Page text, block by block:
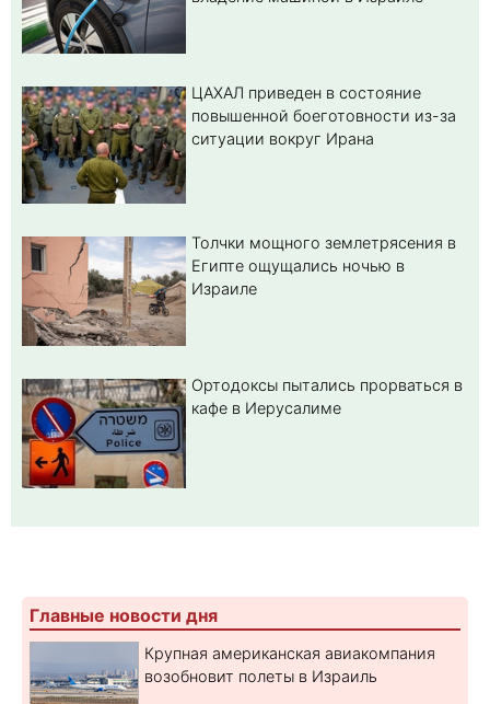
ЦАХАЛ приведен в состояние
повышенной боеготовности из-за
ситуации вокруг Ирана
Толчки мощного землетрясения в
Египте ощущались ночью в
Израиле
Ортодоксы пытались прорваться в
кафе в Иерусалиме
Главные новости дня
Крупная американская авиакомпания
возобновит полеты в Израиль